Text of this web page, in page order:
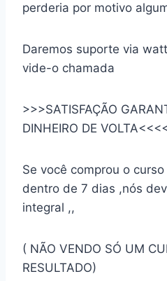
perderia por motivo
Daremos suporte via
vide-o chamada
>>>SATISFAÇÃO
DINHEIRO DE
Se você comprou o
dentro de 7 dias ,nós
integral ,,
( NÃO VENDO SÓ UM
RESULTADO)